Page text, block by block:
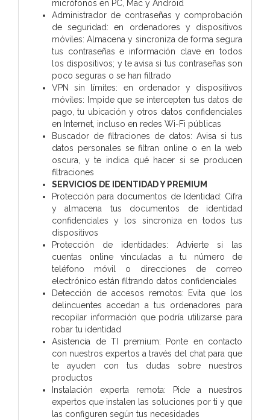
micrófonos en PC, Mac y Android
Administrador de contraseñas y comprobación
de seguridad: en ordenadores y dispositivos
móviles: Almacena y sincroniza de forma segura
tus contraseñas e información clave en todos
los dispositivos; y te avisa si tus contraseñas son
poco seguras o se han filtrado
VPN sin límites: en ordenador y dispositivos
móviles: Impide que se intercepten tus datos de
pago, tu ubicación y otros datos confidenciales
en Internet, incluso en redes Wi-Fi públicas
Buscador de filtraciones de datos: Avisa si tus
datos personales se filtran online o en la web
oscura, y te indica qué hacer si se producen
filtraciones
SERVICIOS DE IDENTIDAD Y PREMIUM
Protección para documentos de Identidad: Cifra
y almacena tus documentos de identidad
confidenciales y los sincroniza en todos tus
dispositivos
Protección de identidades: Advierte si las
cuentas online vinculadas a tu número de
teléfono móvil o direcciones de correo
electrónico están filtrando datos confidenciales
Detección de accesos remotos: Evita que los
delincuentes accedan a tus ordenadores para
recopilar información que podría utilizarse para
robar tu identidad
Asistencia de TI premium: Ponte en contacto
con nuestros expertos a través del chat para que
te ayuden con tus dudas sobre nuestros
productos
Instalación experta remota: Pide a nuestros
expertos que instalen las soluciones por ti y que
las configuren según tus necesidades